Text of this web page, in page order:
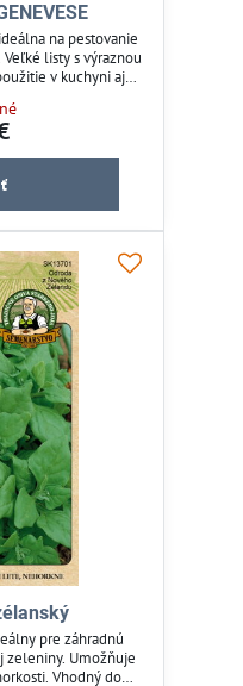
na pestovanie
listy s výraznou
v kuchyni aj
hľadajú kvalitnú
skleníka.
pre záhradnú
zeleniny. Umožňuje
Vhodný do